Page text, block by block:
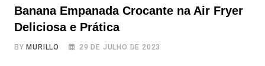
Banana Empanada Crocante na Air Fryer
Deliciosa e Prática
BY MURILLO 29 DE JULHO DE 2023